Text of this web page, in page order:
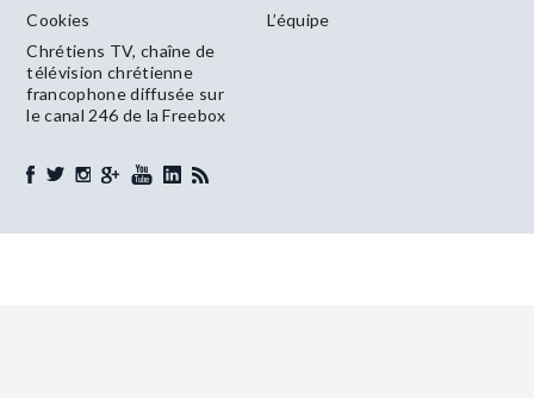
Cookies
L’équipe
Chrétiens TV, chaîne de
télévision chrétienne
francophone diffusée sur
le canal 246 de la Freebox